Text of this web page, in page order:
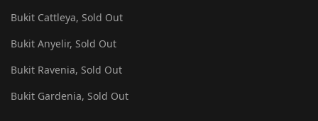
Bukit Cattleya, Sold Out
Bukit Anyelir, Sold Out
Bukit Ravenia, Sold Out
Bukit Gardenia, Sold Out